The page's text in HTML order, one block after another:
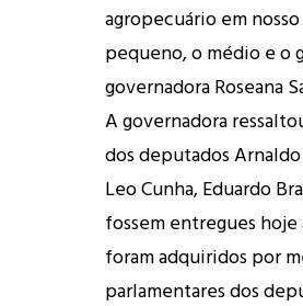
agropecuário em
pequeno, o médio e o
governadora Roseana
A governadora
dos deputados
Leo Cunha, Eduardo
fossem entregues
foram adquiridos por
parlamentares dos